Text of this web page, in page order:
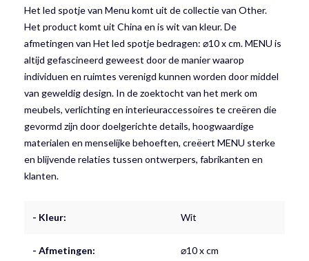
Het led spotje van Menu komt uit de collectie van Other.
Het product komt uit China en is wit van kleur. De
afmetingen van Het led spotje bedragen: ⌀10 x cm. MENU is
altijd gefascineerd geweest door de manier waarop
individuen en ruimtes verenigd kunnen worden door middel
van geweldig design. In de zoektocht van het merk om
meubels, verlichting en interieuraccessoires te creëren die
gevormd zijn door doelgerichte details, hoogwaardige
materialen en menselijke behoeften, creëert MENU sterke
en blijvende relaties tussen ontwerpers, fabrikanten en
klanten.
- Kleur: Wit
- Afmetingen: ⌀10 x cm